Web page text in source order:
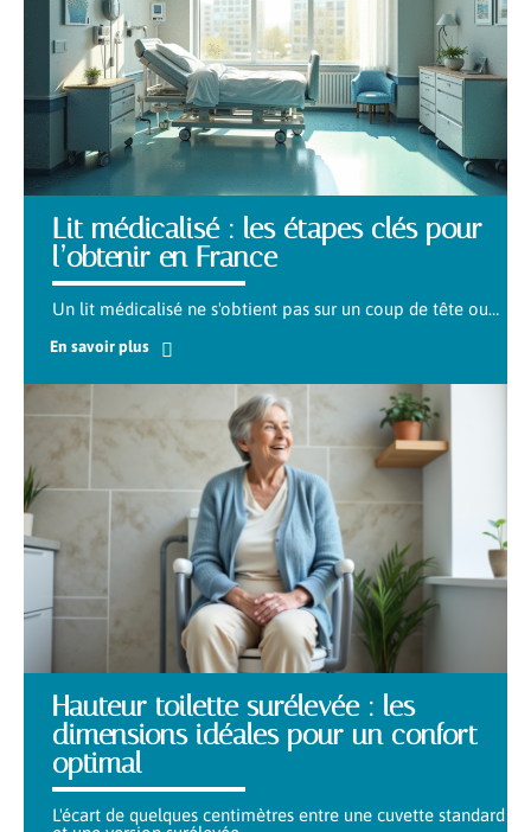
Lit médicalisé : les étapes clés pour
l’obtenir en France
Un lit médicalisé ne s'obtient pas sur un coup de tête ou…
En savoir plus
Hauteur toilette surélevée : les
dimensions idéales pour un confort
optimal
L'écart de quelques centimètres entre une cuvette standard